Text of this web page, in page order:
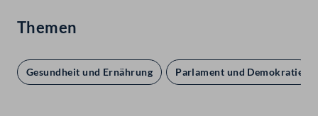
Themen
Gesundheit und Ernährung Parlament und Demokratie